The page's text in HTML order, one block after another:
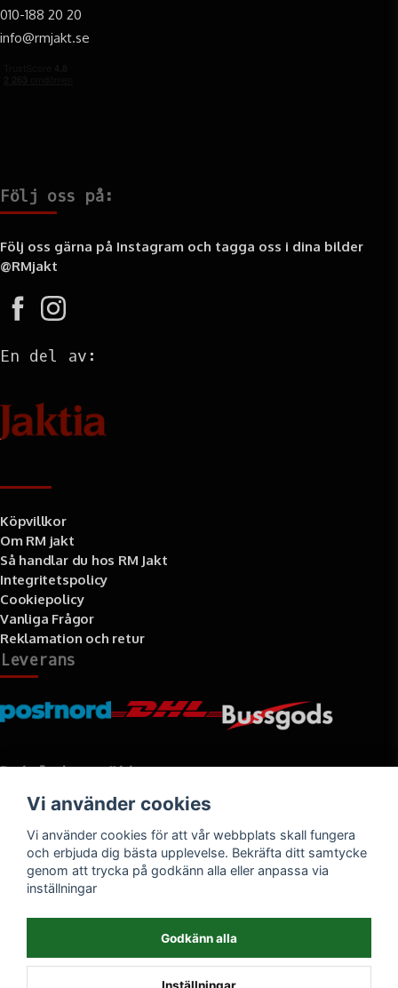
010-188 20 20
info@rmjakt.se
Följ oss på:
Följ oss gärna på Instagram och tagga oss i dina bilder
@RMjakt
En del av:
Köpvillkor
Om RM jakt
Så handlar du hos RM Jakt
Integritetspolicy
Cookiepolicy
Vanliga Frågor
Reklamation och retur
Leverans
Betalningssätt
Vi använder cookies
Vi använder cookies för att vår webbplats skall fungera
och erbjuda dig bästa upplevelse. Bekräfta ditt samtycke
genom att trycka på godkänn alla eller anpassa via
inställningar
Godkänn alla